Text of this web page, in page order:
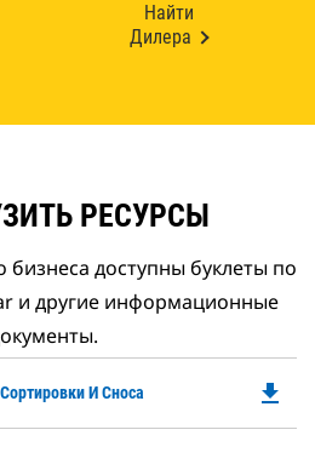
Найти
Дилера
РЕСУРСЫ
доступны буклеты по
и другие информационные
И Сноса file_download